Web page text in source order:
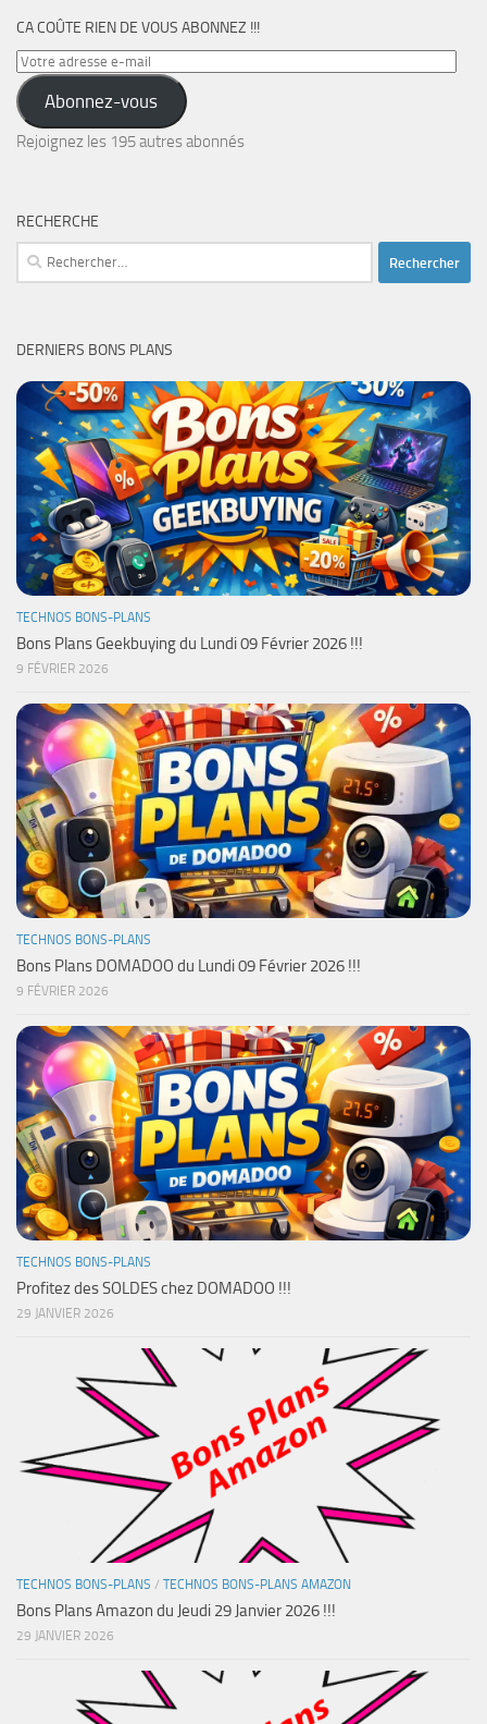
CA COÛTE RIEN DE VOUS ABONNEZ !!!
Votre
adresse
e-
mail
Abonnez-vous
Rejoignez les 195 autres abonnés
RECHERCHE
Rechercher :
DERNIERS BONS PLANS
TECHNOS BONS-PLANS
Bons Plans Geekbuying du Lundi 09 Février 2026 !!!
9 FÉVRIER 2026
TECHNOS BONS-PLANS
Bons Plans DOMADOO du Lundi 09 Février 2026 !!!
9 FÉVRIER 2026
TECHNOS BONS-PLANS
Profitez des SOLDES chez DOMADOO !!!
29 JANVIER 2026
TECHNOS BONS-PLANS / TECHNOS BONS-PLANS AMAZON
Bons Plans Amazon du Jeudi 29 Janvier 2026 !!!
29 JANVIER 2026